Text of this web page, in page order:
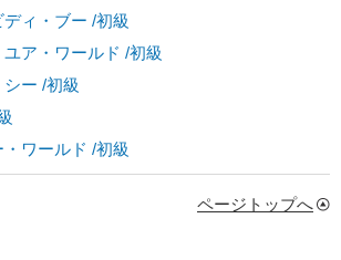
ィ・ブー /初級
ア・ワールド /初級
ー /初級
ワールド /初級
ページトップへ